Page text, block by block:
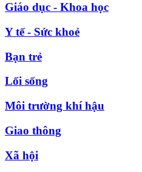
Giáo dục - Khoa học
Y tế - Sức khoẻ
Bạn trẻ
Lối sống
Môi trường khí hậu
Giao thông
Xã hội